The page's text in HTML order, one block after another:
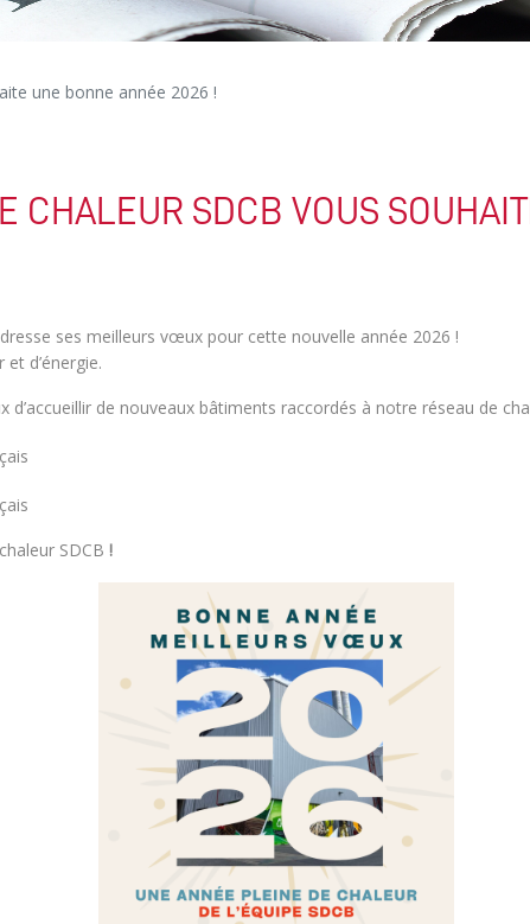
une bonne année 2026 !
CHALEUR SDCB VOUS
ses meilleurs vœux pour cette nouvelle année 2026 !
et d’énergie.
d’accueillir de nouveaux bâtiments raccordés à notre réseau de
SDCB !